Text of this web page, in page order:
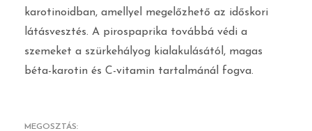
karotinoidban, amellyel megelőzhető az időskori
látásvesztés. A pirospaprika továbbá védi a
szemeket a szürkehályog kialakulásától, magas
béta-karotin és C-vitamin tartalmánál fogva.